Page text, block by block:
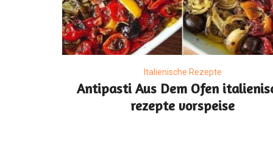
Italienische Rezepte
Antipasti Aus Dem Ofen
rezepte vorspeise